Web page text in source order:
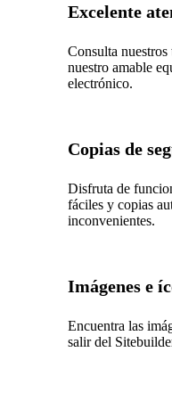
Excelente
Consulta
nuestro amable
electrónico.
Copias de
Disfruta de
fáciles y copias
inconvenientes.
Imágenes e
Encuentra las
salir del